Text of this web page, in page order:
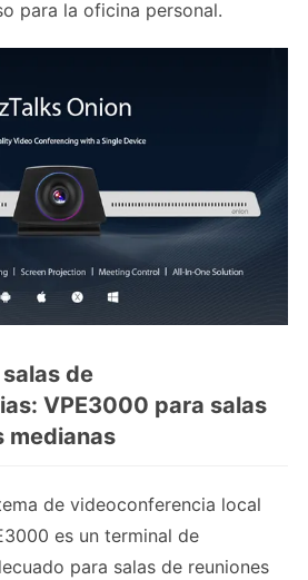
para la oficina personal.
de
VPE3000 para salas
medianas
de videoconferencia local
es un terminal de
para salas de reuniones